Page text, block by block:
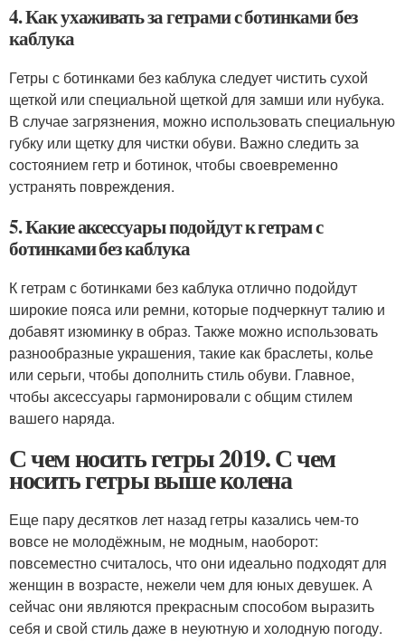
4. Как ухаживать за гетрами с ботинками без
каблука
Гетры с ботинками без каблука следует чистить сухой
щеткой или специальной щеткой для замши или нубука.
В случае загрязнения, можно использовать специальную
губку или щетку для чистки обуви. Важно следить за
состоянием гетр и ботинок, чтобы своевременно
устранять повреждения.
5. Какие аксессуары подойдут к гетрам с
ботинками без каблука
К гетрам с ботинками без каблука отлично подойдут
широкие пояса или ремни, которые подчеркнут талию и
добавят изюминку в образ. Также можно использовать
разнообразные украшения, такие как браслеты, колье
или серьги, чтобы дополнить стиль обуви. Главное,
чтобы аксессуары гармонировали с общим стилем
вашего наряда.
С чем носить гетры 2019. С чем
носить гетры выше колена
Еще пару десятков лет назад гетры казались чем-то
вовсе не молодёжным, не модным, наоборот:
повсеместно считалось, что они идеально подходят для
женщин в возрасте, нежели чем для юных девушек. А
сейчас они являются прекрасным способом выразить
себя и свой стиль даже в неуютную и холодную погоду.